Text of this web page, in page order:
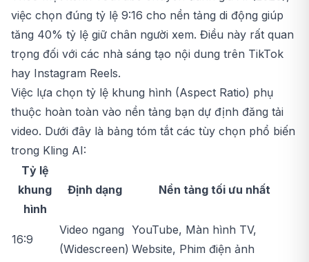
việc chọn đúng tỷ lệ 9:16 cho nền tảng di động giúp
tăng 40% tỷ lệ giữ chân người xem. Điều này rất quan
trọng đối với các nhà sáng tạo nội dung trên TikTok
hay Instagram Reels.
Việc lựa chọn tỷ lệ khung hình (Aspect Ratio) phụ
thuộc hoàn toàn vào nền tảng bạn dự định đăng tải
video. Dưới đây là bảng tóm tắt các tùy chọn phổ biến
trong Kling AI:
Tỷ lệ
khung
hình
Định dạng Nền tảng tối ưu nhất
16:9
Video ngang
(Widescreen)
YouTube, Màn hình TV,
Website, Phim điện ảnh